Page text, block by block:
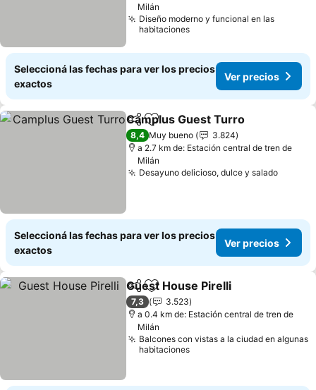
Milán
Diseño moderno y funcional en las
habitaciones
Seleccioná las fechas para ver los precios
exactos
Ver precios
CompartirAñadir a favoritos
Camplus Guest Turro
8,4 Muy bueno
3.824
a 2.7 km de: Estación central de tren de
Milán
Desayuno delicioso, dulce y salado
Seleccioná las fechas para ver los precios
exactos
Ver precios
CompartirAñadir a favoritos
Guest House Pirelli
7,3
3.523
a 0.4 km de: Estación central de tren de
Milán
Balcones con vistas a la ciudad en algunas
habitaciones